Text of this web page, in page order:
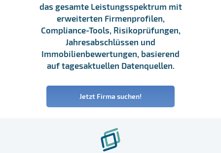
das gesamte Leistungsspektrum mit
erweiterten Firmenprofilen,
Compliance-Tools, Risikoprüfungen,
Jahresabschlüssen und
Immobilienbewertungen, basierend
auf tagesaktuellen Datenquellen.
Jetzt Firma suchen!